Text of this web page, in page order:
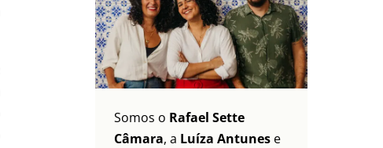
Somos o Rafael Sette
Câmara, a Luíza Antunes e